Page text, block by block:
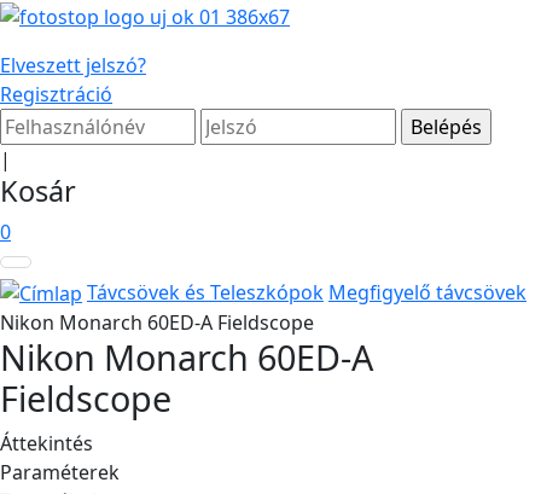
Elveszett jelszó?
Regisztráció
|
Kosár
0
Távcsövek és Teleszkópok Megfigyelő távcsövek
Nikon Monarch 60ED-A Fieldscope
Nikon Monarch 60ED-A
Fieldscope
Áttekintés
Paraméterek